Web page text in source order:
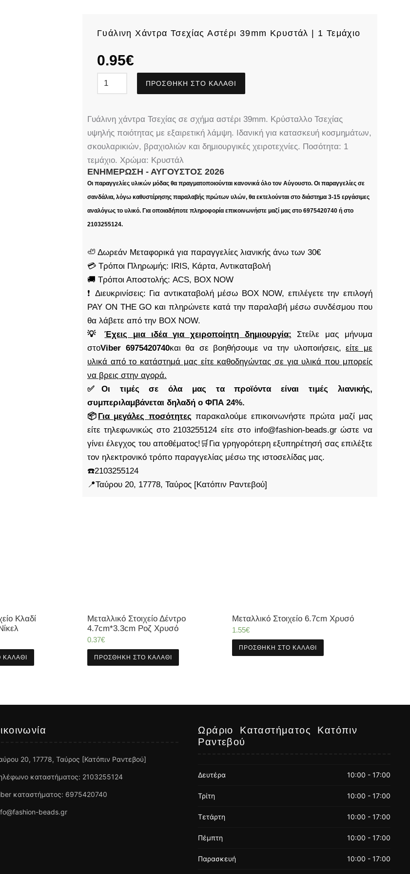
Γυάλινη Χάντρα Τσεχίας Αστέρι 39mm Κρυστάλ | 1 Τεμάχιο
0.95€
ΠΡΟΣΘΉΚΗ ΣΤΟ ΚΑΛΆΘΙ
Γυάλινη χάντρα Τσεχίας σε σχήμα αστέρι 39mm. Κρύσταλλο Τσεχίας
υψηλής ποιότητας με εξαιρετική λάμψη. Ιδανική για κατασκευή κοσμημάτων,
σκουλαρικιών, βραχιολιών και δημιουργικές χειροτεχνίες. Ποσότητα: 1
τεμάχιο. Χρώμα: Κρυστάλ
ΕΝΗΜΈΡΩΣΗ - ΑΎΓΟΥΣΤΟΣ 2026
Οι παραγγελίες υλικών μόδας θα πραγματοποιούνται κανονικά όλο τον Αύγουστο. Οι παραγγελίες σε
σανδάλια, λόγω καθυστέρησης παραλαβής πρώτων υλών, θα εκτελούνται στο διάστημα 3-15 εργάσιμες
αναλόγως το υλικό. Για οποιαδήποτε πληροφορία επικοινωνήστε μαζί μας στο 6975420740 ή στο
2103255124.
🦥 Δωρεάν Μεταφορικά για παραγγελίες λιανικής άνω των 30€
💳 Τρόποι Πληρωμής: IRIS, Κάρτα, Αντικαταβολή
🚚 Τρόποι Αποστολής: ACS, BOX NOW
❗ Διευκρινίσεις: Για αντικαταβολή μέσω BOX NOW, επιλέγετε την επιλογή
PAY ON THE GO και πληρώνετε κατά την παραλαβή μέσω συνδέσμου που
θα λάβετε από την BOX NOW.
💡Έχεις μια ιδέα για χειροποίητη δημιουργία;
Στείλε μας μήνυμα
στοViber 6975420740και θα σε βοηθήσουμε να την υλοποιήσεις,είτε με
υλικά από το κατάστημά μας είτε καθοδηγώντας σε για υλικά που μπορείς
να βρεις στην αγορά.
✅Οι τιμές σε όλα μας τα προϊόντα είναι τιμές λιανικής,
συμπεριλαμβάνεται δηλαδή ο ΦΠΑ 24%.
📦 Για μεγάλες ποσότητες παρακαλούμε επικοινωνήστε πρώτα μαζί μας
είτε τηλεφωνικώς στο 2103255124 είτε στο info@fashion-beads.gr ώστε να
γίνει έλεγχος του αποθέματος!🛒Για γρηγορότερη εξυπηρέτησή σας επιλέξτε
τον ηλεκτρονικό τρόπο παραγγελίας μέσω της ιστοσελίδας μας.
☎️2103255124
📍Ταύρου 20, 17778, Ταύρος [Κατόπιν Ραντεβού]
Κλαδί
Μεταλλικό Στοιχείο Δέντρο
4.7cm*3.3cm Ροζ Χρυσό
0.37€
ΠΡΟΣΘΉΚΗ ΣΤΟ ΚΑΛΆΘΙ
Μεταλλικό Στοιχείο 6.7cm Χρυσό
1.55€
ΠΡΟΣΘΉΚΗ ΣΤΟ ΚΑΛΆΘΙ
20, 17778, Ταύρος [Κατόπιν Ραντεβού]
καταστήματος: 2103255124
καταστήματος: 6975420740
beads.gr
Ωράριο Καταστήματος Κατόπιν
Ραντεβού
Δευτέρα 10:00 - 17:00
Τρίτη 10:00 - 17:00
Τετάρτη 10:00 - 17:00
Πέμπτη 10:00 - 17:00
Παρασκευή 10:00 - 17:00